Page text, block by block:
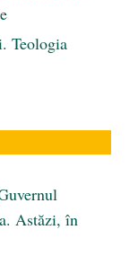
Teologia
Astăzi, în